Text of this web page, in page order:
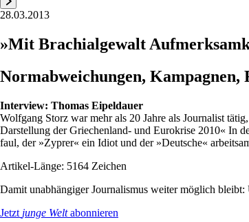
28.03.2013
»Mit Brachialgewalt
Normabweichungen,
Interview: Thomas Eipeldauer
Wolfgang Storz war mehr als 20 Jahre als Journalist
Darstellung der Griechenland- und Eurokrise 2010« In
faul, der »Zyprer« ein Idiot und der »Deutsche«
Artikel-Länge: 5164 Zeichen
Damit unabhängiger Journalismus weiter möglich
Jetzt junge Weltabonnieren